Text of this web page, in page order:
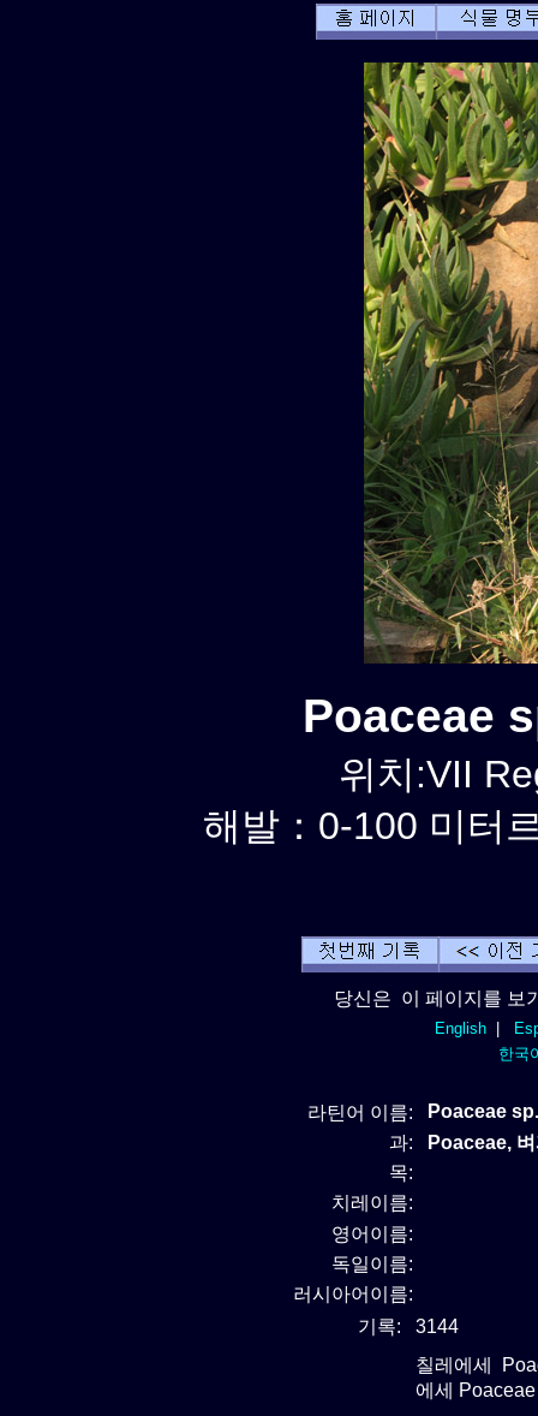
Poaceae
위치:VII
해발：0-100 미터
당신은 이 페이지를 보
English|
한국
라틴어 이름:
Poaceae
과:
Poaceae,
목:
치레이름:
영어이름:
독일이름:
러시아어이름:
기록:
3144
칠레에세
에세